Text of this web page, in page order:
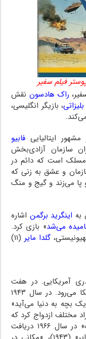
فیلم سفیر
راک هادسون نقش
، بازیگر انگلیسی،
ایتالیایی فابیو
سازمان آزادی‌بخش
است که دائم در
و عشق به زنی که
پا می‌زند و گیج و منگ
به اینگرید برگمن اشاره
می‌شد» بازی کرد.
گلدا مایر
(۱۱)
و مادری آمریکایی. در هفت
سالگی با شروع جنگ جهانی دوم به آمریکا می‌رود. در سال ۱۹۴۳
یک بچه به دنیا می‌آید»
مختلف ازدواج کرد که
از آن جمله می‌توان به «مایکل وایلدینگ» در سال ۱۹۶۶ دریافت